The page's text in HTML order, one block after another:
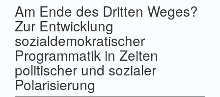
Am Ende des Dritten Weges?
Zur Entwicklung
sozialdemokratischer
Programmatik in Zeiten
politischer und sozialer
Polarisierung